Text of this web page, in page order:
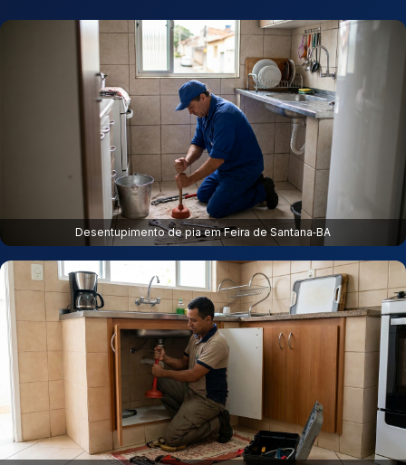
Desentupimento de pia em Feira de Santana‑BA